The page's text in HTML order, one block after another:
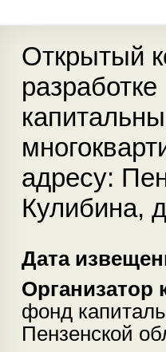
Открытый
адресу:
Кулибина,
Дата
Организатор
фонд
Пензенской